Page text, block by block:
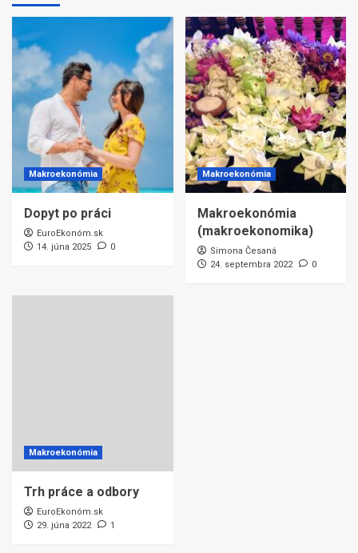
Makroekonómia
Dopyt po práci
EuroEkonóm.sk
14. júna 2025
0
Makroekonómia
Makroekonómia
(makroekonomika)
Simona Česaná
24. septembra 2022
0
Makroekonómia
Trh práce a odbory
EuroEkonóm.sk
29. júna 2022
1